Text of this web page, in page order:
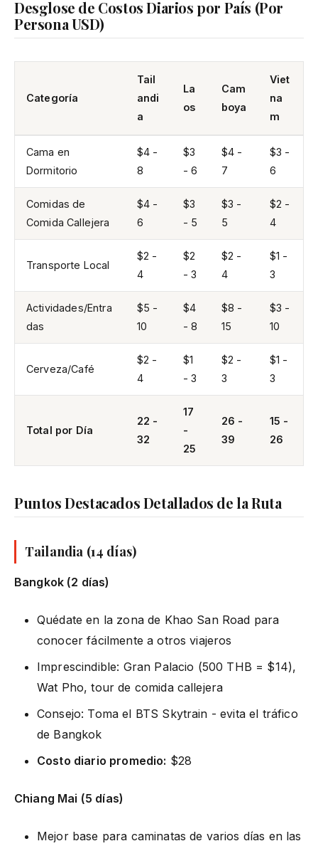
Desglose de Costos Diarios por País (Por
Persona USD)
Categoría
Tail
andi
a
La
os
Cam
boya
Viet
na
m
Cama en
Dormitorio
$4 -
8
$3
- 6
$4 -
7
$3 -
6
Comidas de
Comida Callejera
$4 -
6
$3
- 5
$3 -
5
$2 -
4
Transporte Local
$2 -
4
$2
- 3
$2 -
4
$1 -
3
Actividades/Entra
das
$5 -
10
$4
- 8
$8 -
15
$3 -
10
Cerveza/Café
$2 -
4
$1
- 3
$2 -
3
$1 -
3
Total por Día
22 -
32
17
-
25
26 -
39
15 -
26
Puntos Destacados Detallados de la Ruta
Tailandia (14 días)
Bangkok (2 días)
Quédate en la zona de Khao San Road para
conocer fácilmente a otros viajeros
Imprescindible: Gran Palacio (500 THB = $14),
Wat Pho, tour de comida callejera
Consejo: Toma el BTS Skytrain - evita el tráfico
de Bangkok
Costo diario promedio: $28
Chiang Mai (5 días)
Mejor base para caminatas de varios días en las